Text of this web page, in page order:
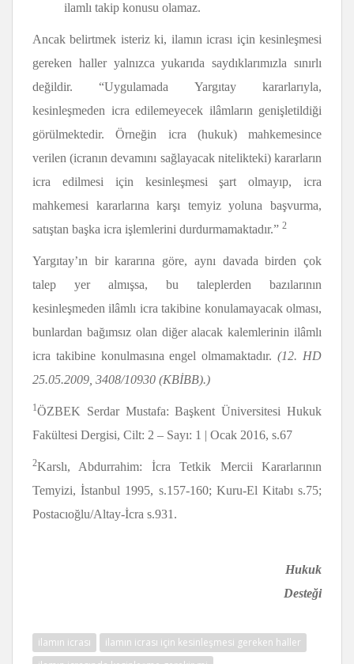
ilamlı takip konusu olamaz.
Ancak belirtmek isteriz ki, ilamın icrası için kesinleşmesi
gereken haller yalnızca yukarıda saydıklarımızla sınırlı
değildir. “Uygulamada Yargıtay kararlarıyla,
kesinleşmeden icra edilemeyecek ilâmların genişletildiği
görülmektedir. Örneğin icra (hukuk) mahkemesince
verilen (icranın devamını sağlayacak nitelikteki) kararların
icra edilmesi için kesinleşmesi şart olmayıp, icra
mahkemesi kararlarına karşı temyiz yoluna başvurma,
satıştan başka icra işlemlerini durdurmamaktadır.” 2
Yargıtay’ın bir kararına göre, aynı davada birden çok
talep yer almışsa, bu taleplerden bazılarının
kesinleşmeden ilâmlı icra takibine konulamayacak olması,
bunlardan bağımsız olan diğer alacak kalemlerinin ilâmlı
icra takibine konulmasına engel olmamaktadır.(12. HD
25.05.2009, 3408/10930 (KBİBB).)
1ÖZBEK Serdar Mustafa: Başkent Üniversitesi Hukuk
Fakültesi Dergisi, Cilt: 2 – Sayı: 1 | Ocak 2016, s.67
2Karslı, Abdurrahim: İcra Tetkik Mercii Kararlarının
Temyizi, İstanbul 1995, s.157-160; Kuru-El Kitabı s.75;
Postacıoğlu/Altay-İcra s.931.
Hukuk
Desteği
ilamın icrası
ilamın icrası için kesinleşmesi gereken haller